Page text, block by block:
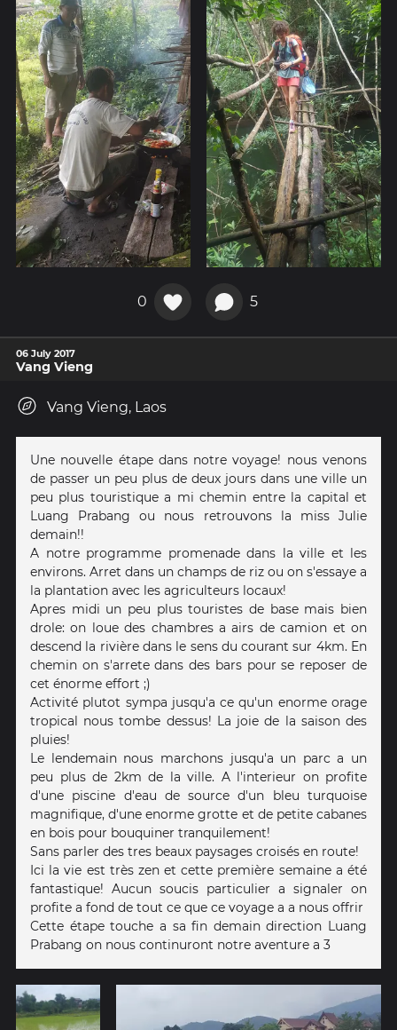
0 5
06 July 2017
Vang Vieng
Vang Vieng, Laos
Une nouvelle étape dans notre voyage! nous venons
de passer un peu plus de deux jours dans une ville un
peu plus touristique a mi chemin entre la capital et
Luang Prabang ou nous retrouvons la miss Julie
demain!!
A notre programme promenade dans la ville et les
environs. Arret dans un champs de riz ou on s'essaye a
la plantation avec les agriculteurs locaux!
Apres midi un peu plus touristes de base mais bien
drole: on loue des chambres a airs de camion et on
descend la rivière dans le sens du courant sur 4km. En
chemin on s'arrete dans des bars pour se reposer de
cet énorme effort ;)
Activité plutot sympa jusqu'a ce qu'un enorme orage
tropical nous tombe dessus! La joie de la saison des
pluies!
Le lendemain nous marchons jusqu'a un parc a un
peu plus de 2km de la ville. A l'interieur on profite
d'une piscine d'eau de source d'un bleu turquoise
magnifique, d'une enorme grotte et de petite cabanes
en bois pour bouquiner tranquilement!
Sans parler des tres beaux paysages croisés en route!
Ici la vie est très zen et cette première semaine a été
fantastique! Aucun soucis particulier a signaler on
profite a fond de tout ce que ce voyage a a nous offrir
Cette étape touche a sa fin demain direction Luang
Prabang on nous continuront notre aventure a 3